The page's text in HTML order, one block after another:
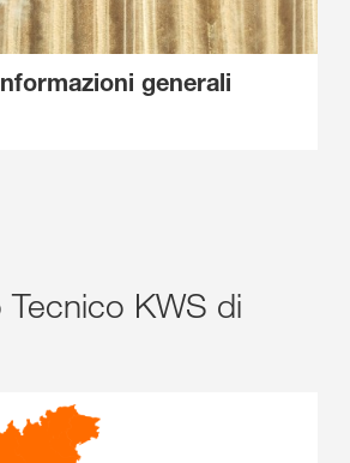
generali
Tecnico KWS di